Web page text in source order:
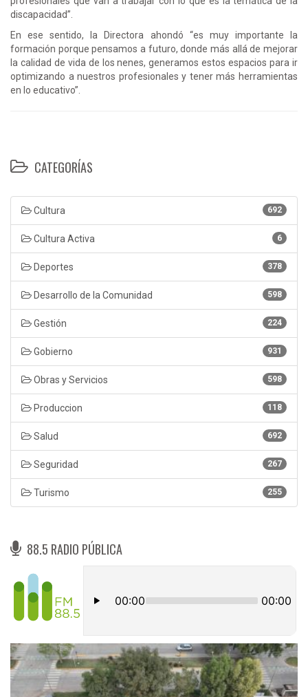
discapacidad”.
En ese sentido, la Directora ahondó “es muy importante la
formación porque pensamos a futuro, donde más allá de mejorar
la calidad de vida de los nenes, generamos estos espacios para ir
optimizando a nuestros profesionales y tener más herramientas
en lo educativo”.
CATEGORÍAS
692
Cultura
6
Cultura Activa
378
Deportes
598
Desarrollo de la Comunidad
224
Gestión
931
Gobierno
598
Obras y Servicios
118
Produccion
692
Salud
267
Seguridad
255
Turismo
88.5 RADIO PÚBLICA